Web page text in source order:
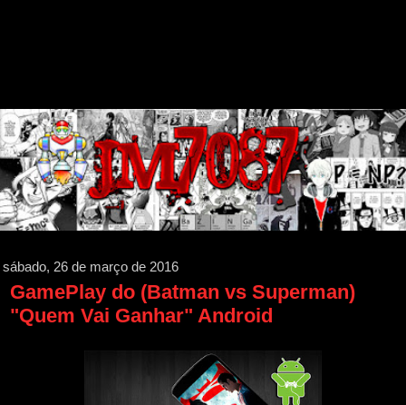
sábado, 26 de março de 2016
GamePlay do (Batman vs Superman)
"Quem Vai Ganhar" Android